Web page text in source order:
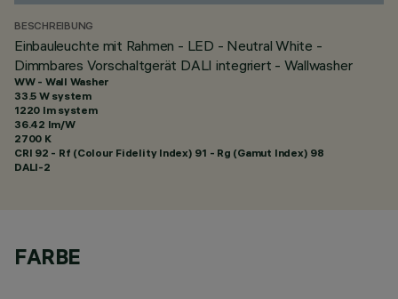
BESCHREIBUNG
Einbauleuchte mit Rahmen - LED - Neutral White -
Dimmbares Vorschaltgerät DALI integriert - Wallwasher
WW - Wall Washer
33.5 W system
1220 lm system
36.42 lm/W
2700 K
CRI 92 - Rf (Colour Fidelity Index) 91 - Rg (Gamut Index) 98
DALI-2
FARBE